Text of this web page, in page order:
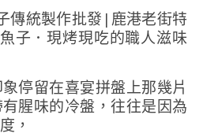
停留在喜宴拼盤上那幾片
腥味的冷盤，往往是因為
，